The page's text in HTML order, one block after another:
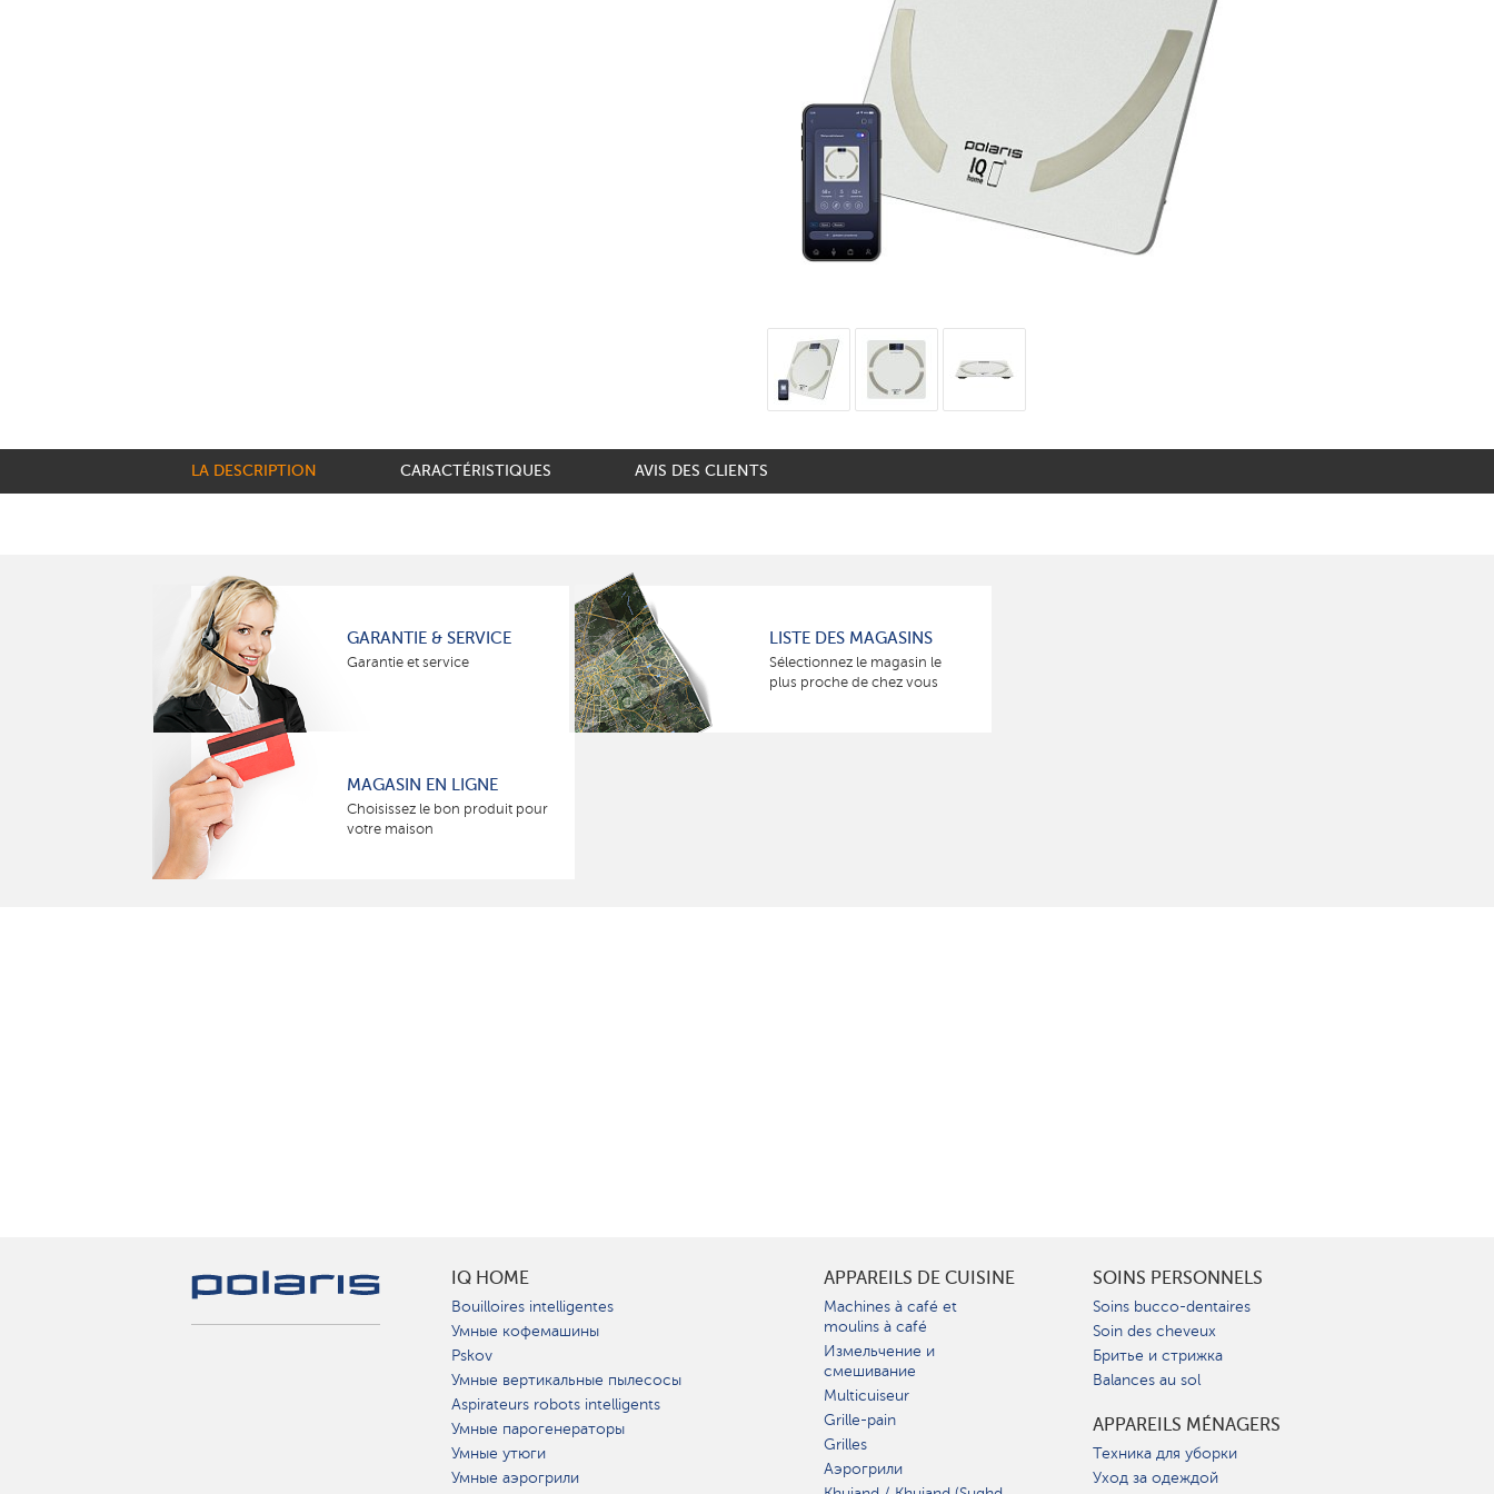
LA DESCRIPTION CARACTÉRISTIQUES AVIS DES CLIENTS
GARANTIE & SERVICE
Garantie et service
LISTE DES MAGASINS
Sélectionnez le magasin le
plus proche de chez vous
MAGASIN EN LIGNE
Choisissez le bon produit pour
votre maison
IQ HOME
Bouilloires intelligentes
Умные кофемашины
Pskov
Умные вертикальные пылесосы
Aspirateurs robots intelligents
Умные парогенераторы
Умные утюги
Умные аэрогрили
APPAREILS DE CUISINE
Machines à café et
moulins à café
Измельчение и
смешивание
Multicuiseur
Grille-pain
Grilles
Аэрогрили
SOINS PERSONNELS
Soins bucco-dentaires
Soin des cheveux
Бритье и стрижка
Balances au sol
APPAREILS MÉNAGERS
Техника для уборки
Уход за одеждой